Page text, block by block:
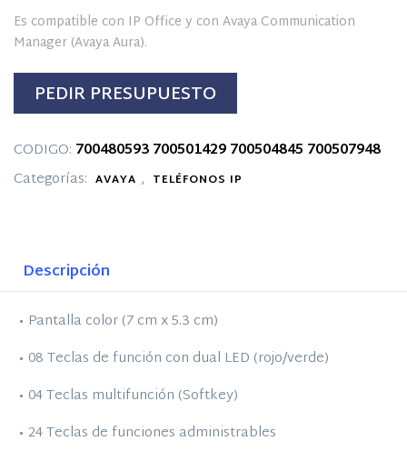
Es compatible con IP Office y con Avaya Communication
Manager (Avaya Aura).
PEDIR PRESUPUESTO
CODIGO: 700480593700501429700504845 700507948
Categorías: AVAYA , TELÉFONOS IP
Descripción
• Pantalla color (7 cm x 5.3 cm)
• 08 Teclas de función con dual LED (rojo/verde)
• 04 Teclas multifunción (Softkey)
• 24 Teclas de funciones administrables